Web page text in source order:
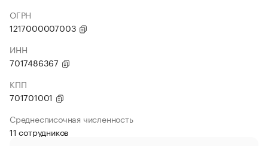
ОГРН
1217000007003
ИНН
7017486367
КПП
701701001
Среднесписочная численность
11 сотрудников